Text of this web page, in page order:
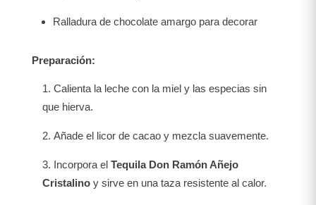
Ralladura de chocolate amargo para decorar
Preparación:
Calienta la leche con la miel y las especias sin
que hierva.
Añade el licor de cacao y mezcla suavemente.
Incorpora el Tequila Don Ramón Añejo
Cristalino y sirve en una taza resistente al calor.